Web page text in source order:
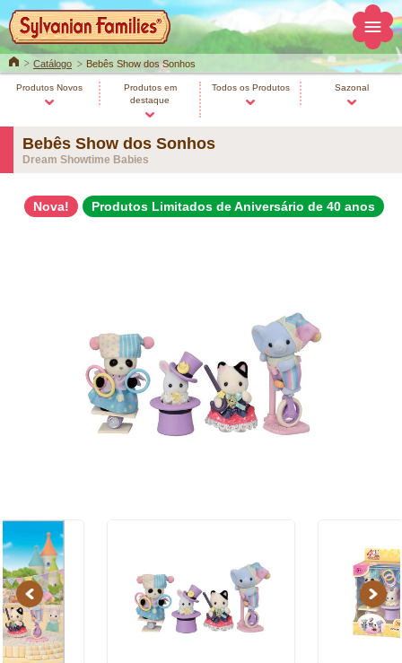
HomeCatálogo Bebês Show dos Sonhos
Produtos Novos
Produtos em
destaque
Todos os Produtos Sazonal
Bebês Show dos Sonhos
Dream Showtime Babies
Nova! Produtos Limitados de Aniversário de 40 anos
Previous Next